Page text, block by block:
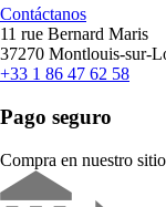
Contáctanos
11 rue Bernard Maris
37270 Montlouis-sur-
+33 1 86 47 62 58
Pago seguro
Compra en nuestro